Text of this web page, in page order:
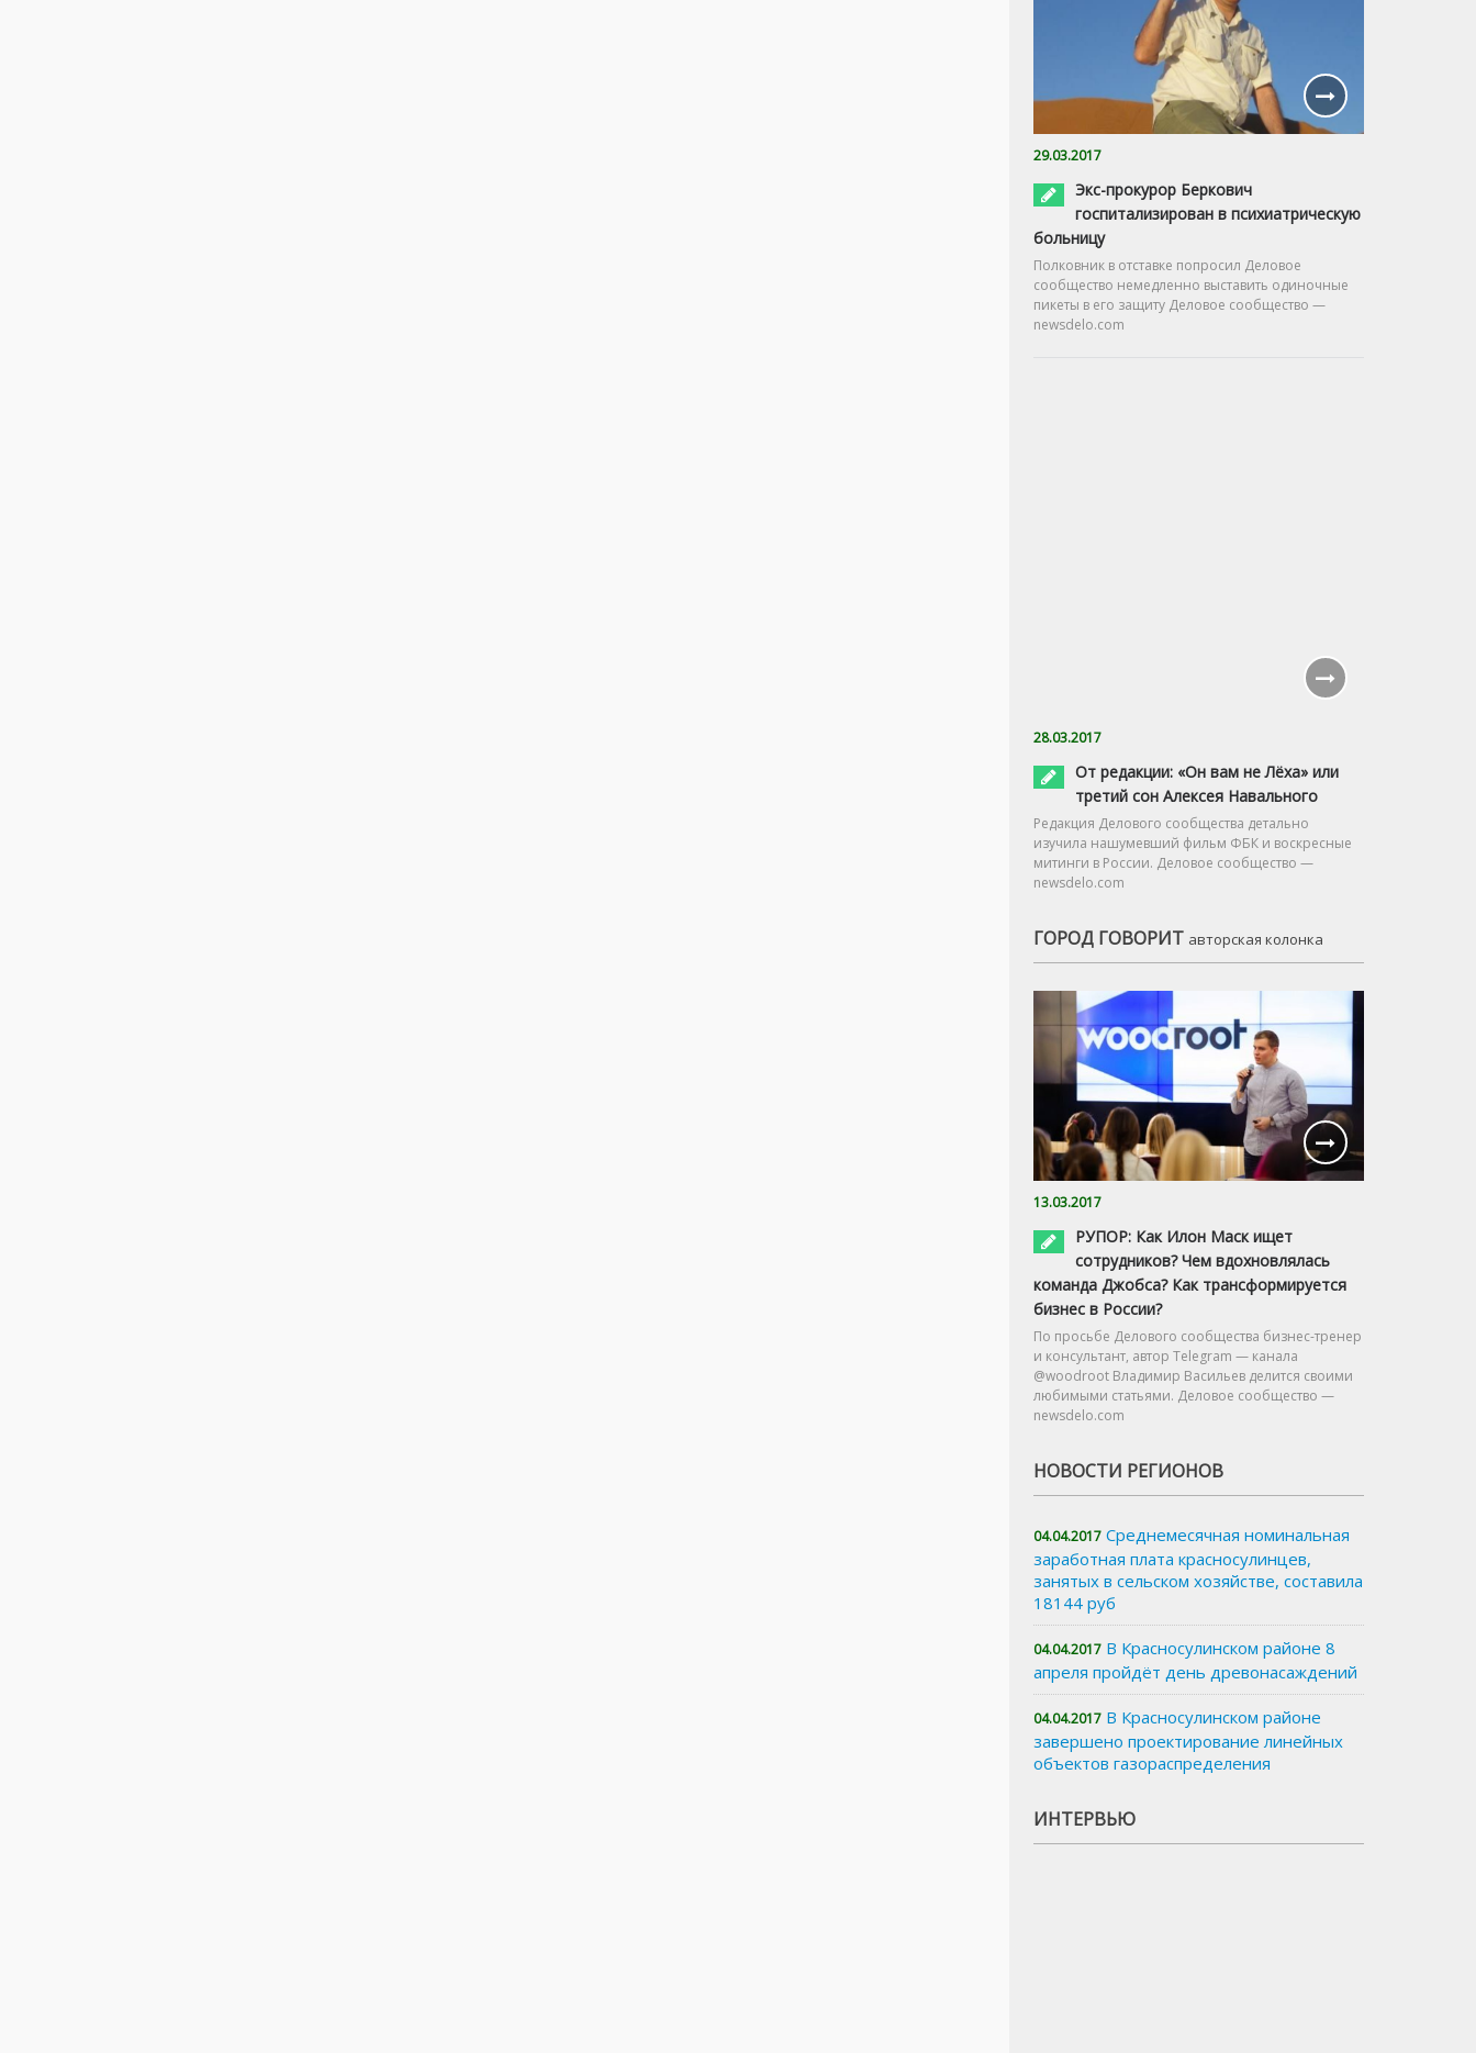
29.03.2017
Экс-прокурор Беркович
госпитализирован в психиатрическую
больницу
Полковник в отставке попросил Деловое
сообщество немедленно выставить одиночные
пикеты в его защиту Деловое сообщество —
newsdelo.com
28.03.2017
От редакции: «Он вам не Лёха» или
третий сон Алексея Навального
Редакция Делового сообщества детально
изучила нашумевший фильм ФБК и воскресные
митинги в России. Деловое сообщество —
newsdelo.com
ГОРОД ГОВОРИТ авторская колонка
13.03.2017
РУПОР: Как Илон Маск ищет
сотрудников? Чем вдохновлялась
команда Джобса? Как трансформируется
бизнес в России?
По просьбе Делового сообщества бизнес-тренер
и консультант, автор Telegram — канала
@woodroot Владимир Васильев делится своими
любимыми статьями. Деловое сообщество —
newsdelo.com
НОВОСТИ РЕГИОНОВ
04.04.2017 Среднемесячная номинальная
заработная плата красносулинцев,
занятых в сельском хозяйстве, составила
18144 руб
04.04.2017 В Красносулинском районе 8
апреля пройдёт день древонасаждений
04.04.2017 В Красносулинском районе
завершено проектирование линейных
объектов газораспределения
ИНТЕРВЬЮ